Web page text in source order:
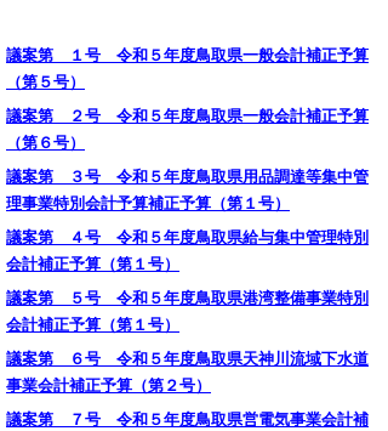
議案第 １号 令和５年度鳥取県一般会計補正予算
（第５号）
議案第 ２号 令和５年度鳥取県一般会計補正予算
（第６号）
議案第 ３号 令和５年度鳥取県用品調達等集中管
理事業特別会計予算補正予算（第１号）
議案第 ４号 令和５年度鳥取県給与集中管理特別
会計補正予算（第１号）
議案第 ５号 令和５年度鳥取県港湾整備事業特別
会計補正予算（第１号）
議案第 ６号 令和５年度鳥取県天神川流域下水道
事業会計補正予算（第２号）
議案第 ７号 令和５年度鳥取県営電気事業会計補